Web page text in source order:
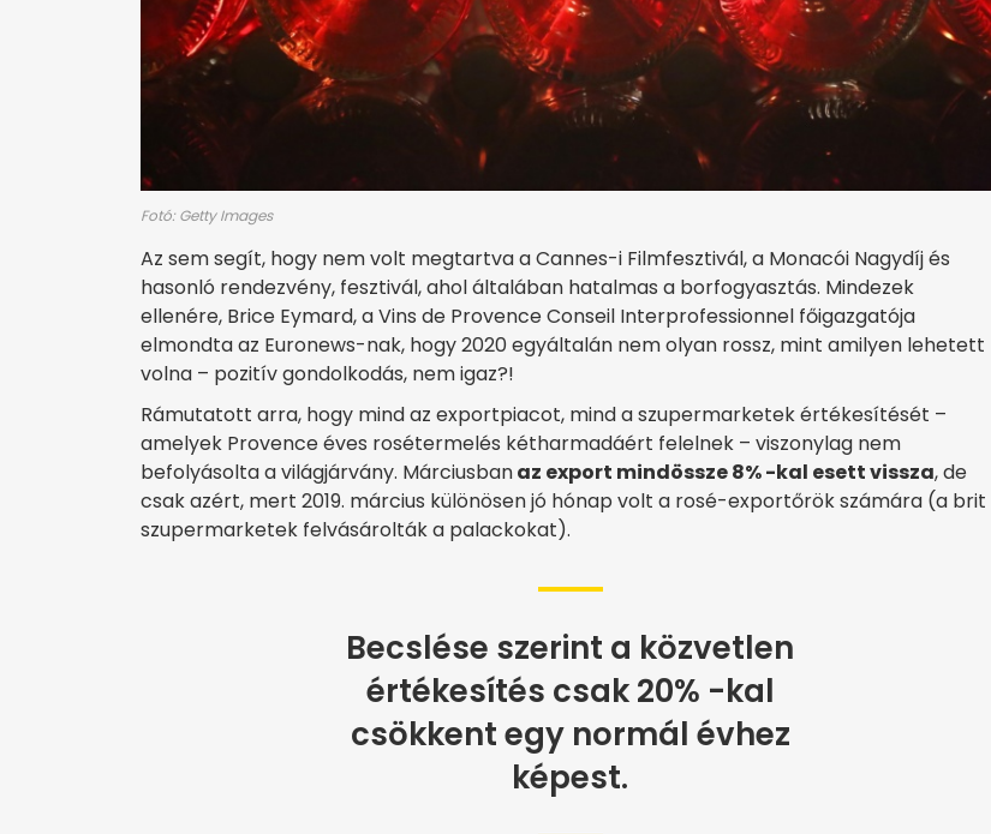
Fotó: Getty Images
Az sem segít, hogy nem volt megtartva a Cannes-i Filmfesztivál, a Monacói Nagydíj és
hasonló rendezvény, fesztivál, ahol általában hatalmas a borfogyasztás. Mindezek
ellenére, Brice Eymard, a Vins de Provence Conseil Interprofessionnel főigazgatója
elmondta az Euronews-nak, hogy 2020 egyáltalán nem olyan rossz, mint amilyen lehetett
volna – pozitív gondolkodás, nem igaz?!
Rámutatott arra, hogy mind az exportpiacot, mind a szupermarketek értékesítését –
amelyek Provence éves rosétermelés kétharmadáért felelnek – viszonylag nem
befolyásolta a világjárvány. Márciusbanaz export mindössze 8% -kal esett vissza, de
csak azért, mert 2019. március különösen jó hónap volt a rosé-exportőrök számára (a brit
szupermarketek felvásárolták a palackokat).
Becslése szerint a közvetlen
értékesítés csak 20% -kal
csökkent egy normál évhez
képest.